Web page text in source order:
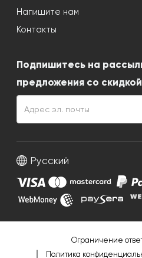
Напишите нам
Контакты
Подпишитесь на
предложения со
Русский
Ограничение
Политика